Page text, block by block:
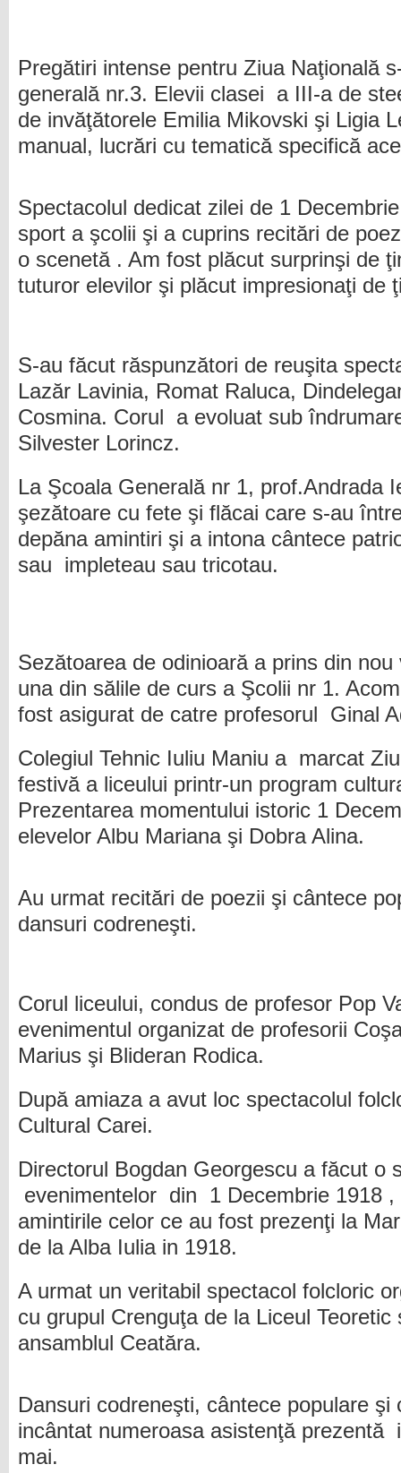
Pregătiri intense pentru Ziua Naţională
generală nr.3. Elevii clasei a III-a de
de invăţătorele Emilia Mikovski şi Ligia
manual, lucrări cu tematică specifică
Spectacolul dedicat zilei de 1
sport a şcolii şi a cuprins recitări de
o scenetă . Am fost plăcut surprinşi de
tuturor elevilor şi plăcut impresionaţi de
S-au făcut răspunzători de reuşita
Lazăr Lavinia, Romat Raluca,
Cosmina. Corul a evoluat sub
Silvester Lorincz.
La Şcoala Generală nr 1, prof.Andrada
şezătoare cu fete şi flăcai care s-au
depăna amintiri şi a intona cântece
sau impleteau sau tricotau.
Sezătoarea de odinioară a prins din
una din sălile de curs a Şcolii nr 1.
fost asigurat de catre profesorul Ginal
Colegiul Tehnic Iuliu Maniu a marcat
festivă a liceului printr-un program
Prezentarea momentului istoric 1
elevelor Albu Mariana şi Dobra Alina.
Au urmat recitări de poezii şi cântece
dansuri codreneşti.
Corul liceului, condus de profesor Pop
evenimentul organizat de profesorii
Marius şi Blideran Rodica.
După amiaza a avut loc spectacolul
Cultural Carei.
Directorul Bogdan Georgescu a făcut o
evenimentelor din 1 Decembrie 1918 ,
amintirile celor ce au fost prezenţi la
de la Alba Iulia in 1918.
A urmat un veritabil spectacol folcloric
cu grupul Crenguţa de la Liceul
ansamblul Ceatăra.
Dansuri codreneşti, cântece populare şi
incântat numeroasa asistenţă prezentă
mai.